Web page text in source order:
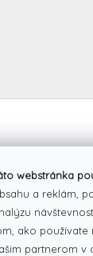
webstránka
a reklám,
ako používate
partnerom v